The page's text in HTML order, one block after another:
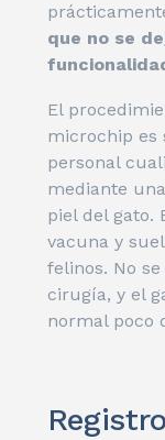
que no se
El
microchip es
personal
mediante
piel del gato.
vacuna y
felinos. No
cirugía, y el
normal poco